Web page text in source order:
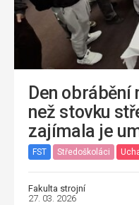
Den obrábění
než stovku
zajímala je
FST Středoškoláci
Fakulta strojní
27. 03. 2026